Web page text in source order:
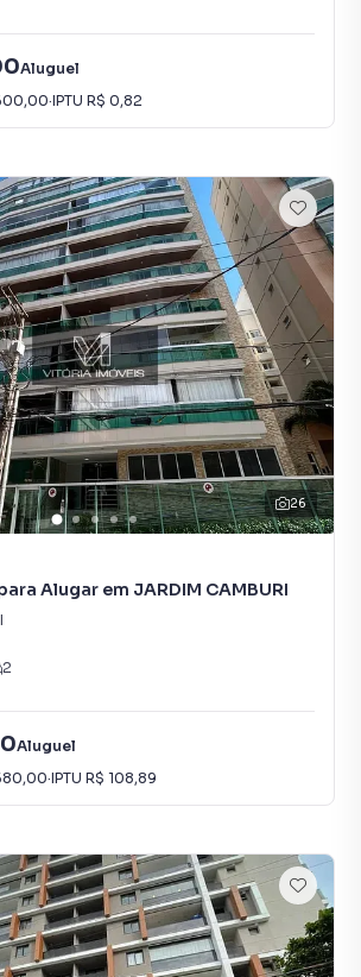
Aluguel
·IPTU R$ 0,82
26
Alugar em JARDIM CAMBURI
2
Aluguel
·IPTU R$ 108,89